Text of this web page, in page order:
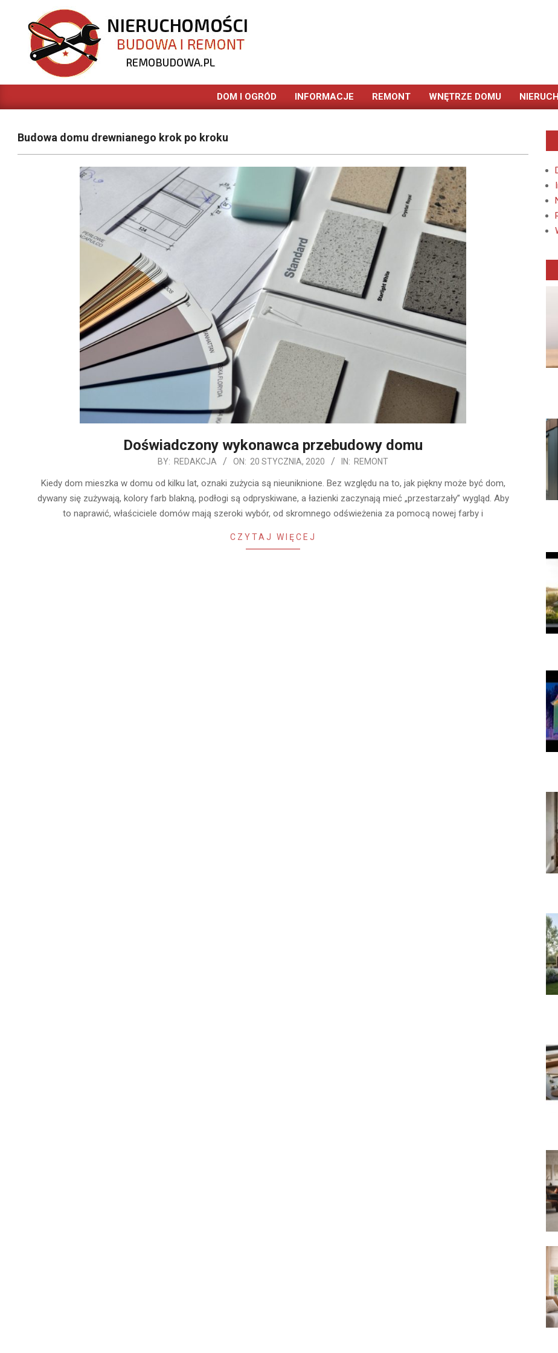
content
REMOBUDOWA.PL
Primary
DOM I OGRÓD INFORMACJE REMONT WNĘTRZE DOMU
Budowa domu drewnianego krok po kroku
Doświadczony wykonawca przebudowy domu
BY: REDAKCJA ON: 20 STYCZNIA, 2020 IN: REMONT
Kiedy dom mieszka w domu od kilku lat, oznaki zużycia są nieuniknione. Bez względu na to, jak piękny może być dom,
dywany się zużywają, kolory farb blakną, podłogi są odpryskiwane, a łazienki zaczynają mieć „przestarzały” wygląd. Aby
to naprawić, właściciele domów mają szeroki wybór, od skromnego odświeżenia za pomocą nowej farby i
CZYTAJ WIĘCEJ